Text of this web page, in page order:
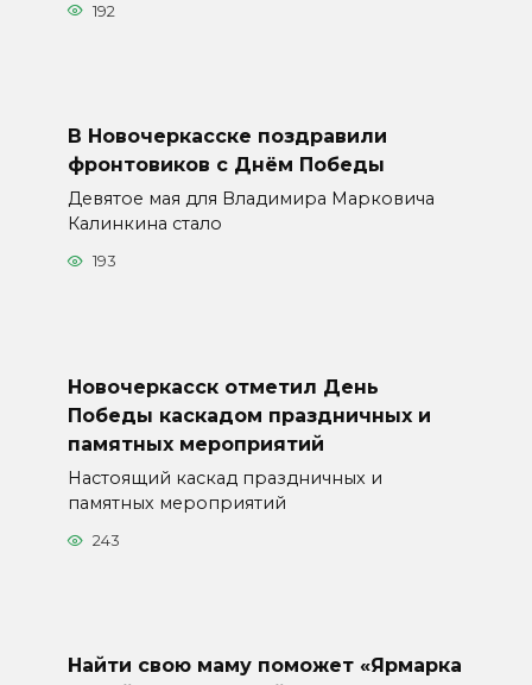
192
В Новочеркасске поздравили
фронтовиков с Днём Победы
Девятое мая для Владимира Марковича
Калинкина стало
193
Новочеркасск отметил День
Победы каскадом праздничных и
памятных мероприятий
Настоящий каскад праздничных и
памятных мероприятий
243
Найти свою маму поможет «Ярмарка